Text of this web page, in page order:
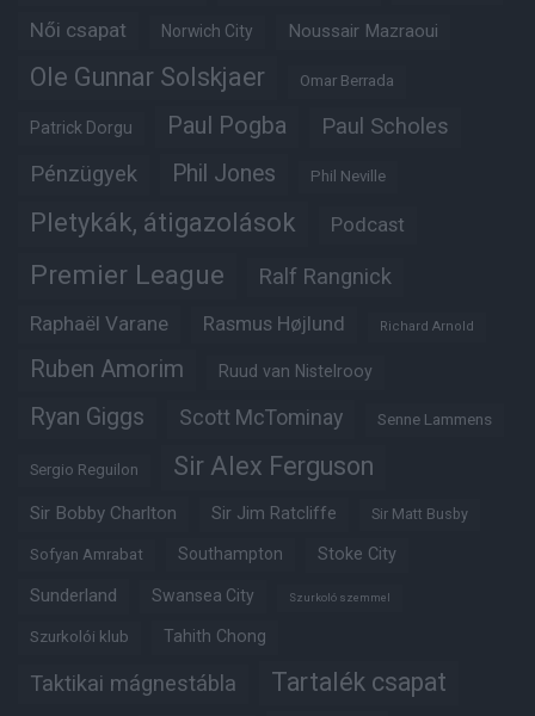
Női csapat Norwich City Noussair Mazraoui
Ole Gunnar Solskjaer Omar Berrada
Patrick Dorgu Paul Pogba Paul Scholes
Pénzügyek Phil Jones Phil Neville
Pletykák, átigazolások Podcast
Premier League Ralf Rangnick
Raphaël Varane Rasmus Højlund Richard Arnold
Ruben Amorim Ruud van Nistelrooy
Ryan Giggs Scott McTominay Senne Lammens
Sergio Reguilon Sir Alex Ferguson
Sir Bobby Charlton Sir Jim Ratcliffe Sir Matt Busby
Sofyan Amrabat Southampton Stoke City
Sunderland Swansea City Szurkoló szemmel
Szurkolói klub Tahith Chong
Taktikai mágnestábla Tartalék csapat